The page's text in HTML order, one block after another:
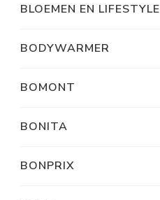
BLOEMEN EN LIFESTYLE
BODYWARMER
BOMONT
BONITA
BONPRIX